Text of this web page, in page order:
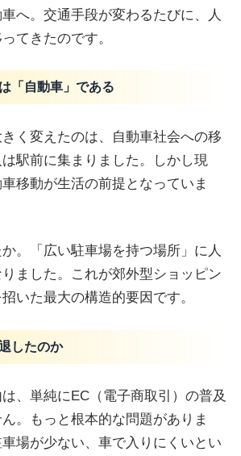
へ。交通手段が変わるたびに、人
てきたのです。
「自動車」である
く変えたのは、自動車社会への移
駅前に集まりました。しかし現
移動が生活の前提となっていま
。「広い駐車場を持つ場所」に人
ました。これが郊外型ショッピン
いた最大の構造的要因です。
したのか
、単純にEC（電子商取引）の普及
。もっと根本的な問題がありま
場が少ない、車で入りにくいとい